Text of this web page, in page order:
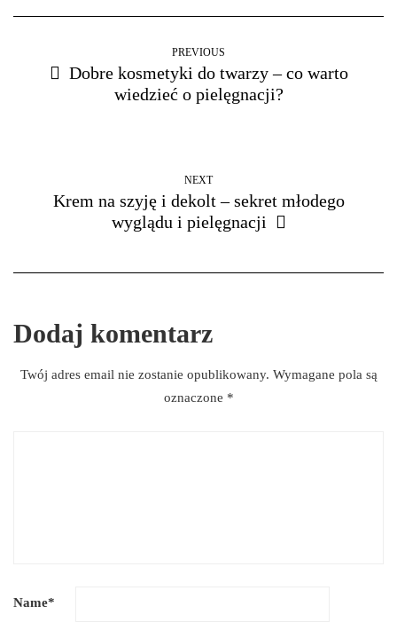
PREVIOUS
Dobre kosmetyki do twarzy – co warto
wiedzieć o pielęgnacji?
NEXT
Krem na szyję i dekolt – sekret młodego
wyglądu i pielęgnacji
Dodaj komentarz
Twój adres email nie zostanie opublikowany. Wymagane pola są
oznaczone *
Name*